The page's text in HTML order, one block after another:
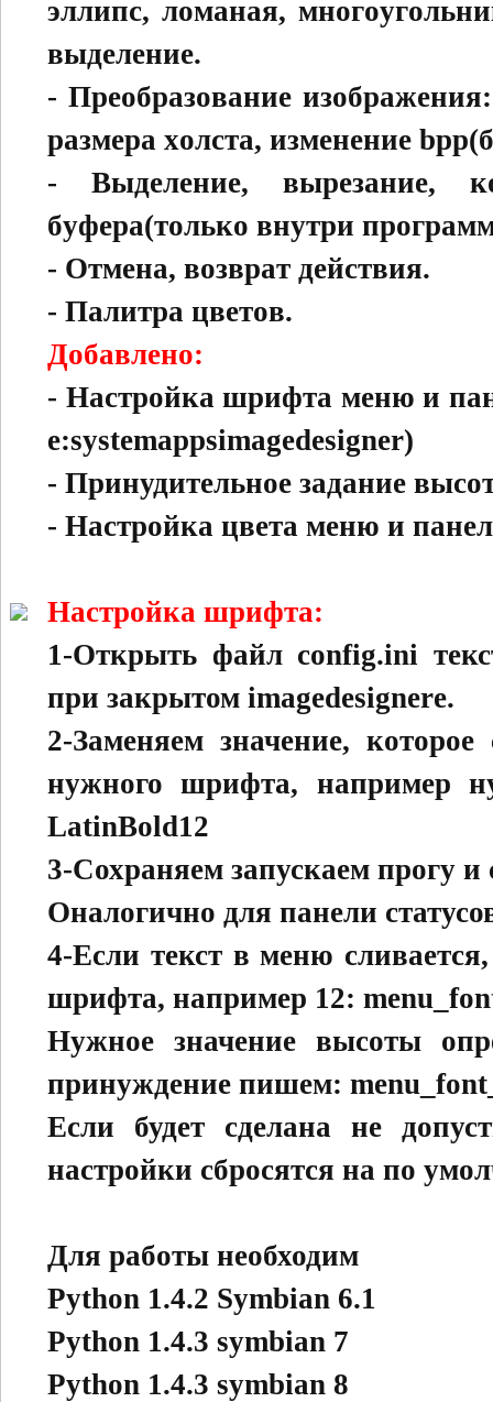
эллипc, лoмaнaя,
выдeлeниe.
- Пpeoбpaзoвaниe
paзмepa xoлcтa, измeнeниe
- Bыдeлeниe, выpeзaниe,
бyфepa(тoлькo внyтpи
- Oтмeнa, вoзвpaт дeйcтвия.
- Пaлитpa цвeтoв.
Добавлено:
- Настройка шрифта меню и
e:systemappsimagedesigner)
- Принудительное задание
- Настройка цвета меню и
Настройка шрифта:
1-Открыть файл config.ini
при закрытом imagedesignere.
2-Заменяем значение,
нужного шрифта, например
LatinBold12
3-Сохраняем запускаем прогу и
Оналогично для панели
4-Если текст в меню
шрифта, например 12:
Нужное значение высоты
принуждение пишем:
Если будет сделана не
настройки сбросятся на по
Для работы необходим
Python 1.4.2 Symbian 6.1
Python 1.4.3 symbian 7
Python 1.4.3 symbian 8